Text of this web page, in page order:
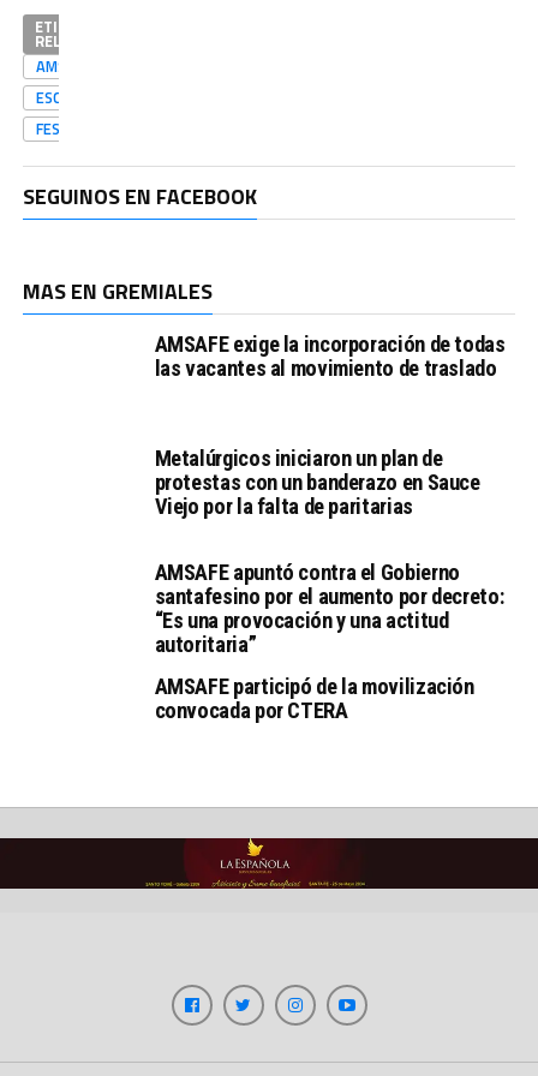
ETIQUETAS
RELACIONADAS
AMSAFE
ESCUELAPÚBLICA
FESTIVAL
SEGUINOS EN FACEBOOK
MAS EN GREMIALES
AMSAFE exige la incorporación de todas
las vacantes al movimiento de traslado
Metalúrgicos iniciaron un plan de
protestas con un banderazo en Sauce
Viejo por la falta de paritarias
AMSAFE apuntó contra el Gobierno
santafesino por el aumento por decreto:
“Es una provocación y una actitud
autoritaria”
AMSAFE participó de la movilización
convocada por CTERA